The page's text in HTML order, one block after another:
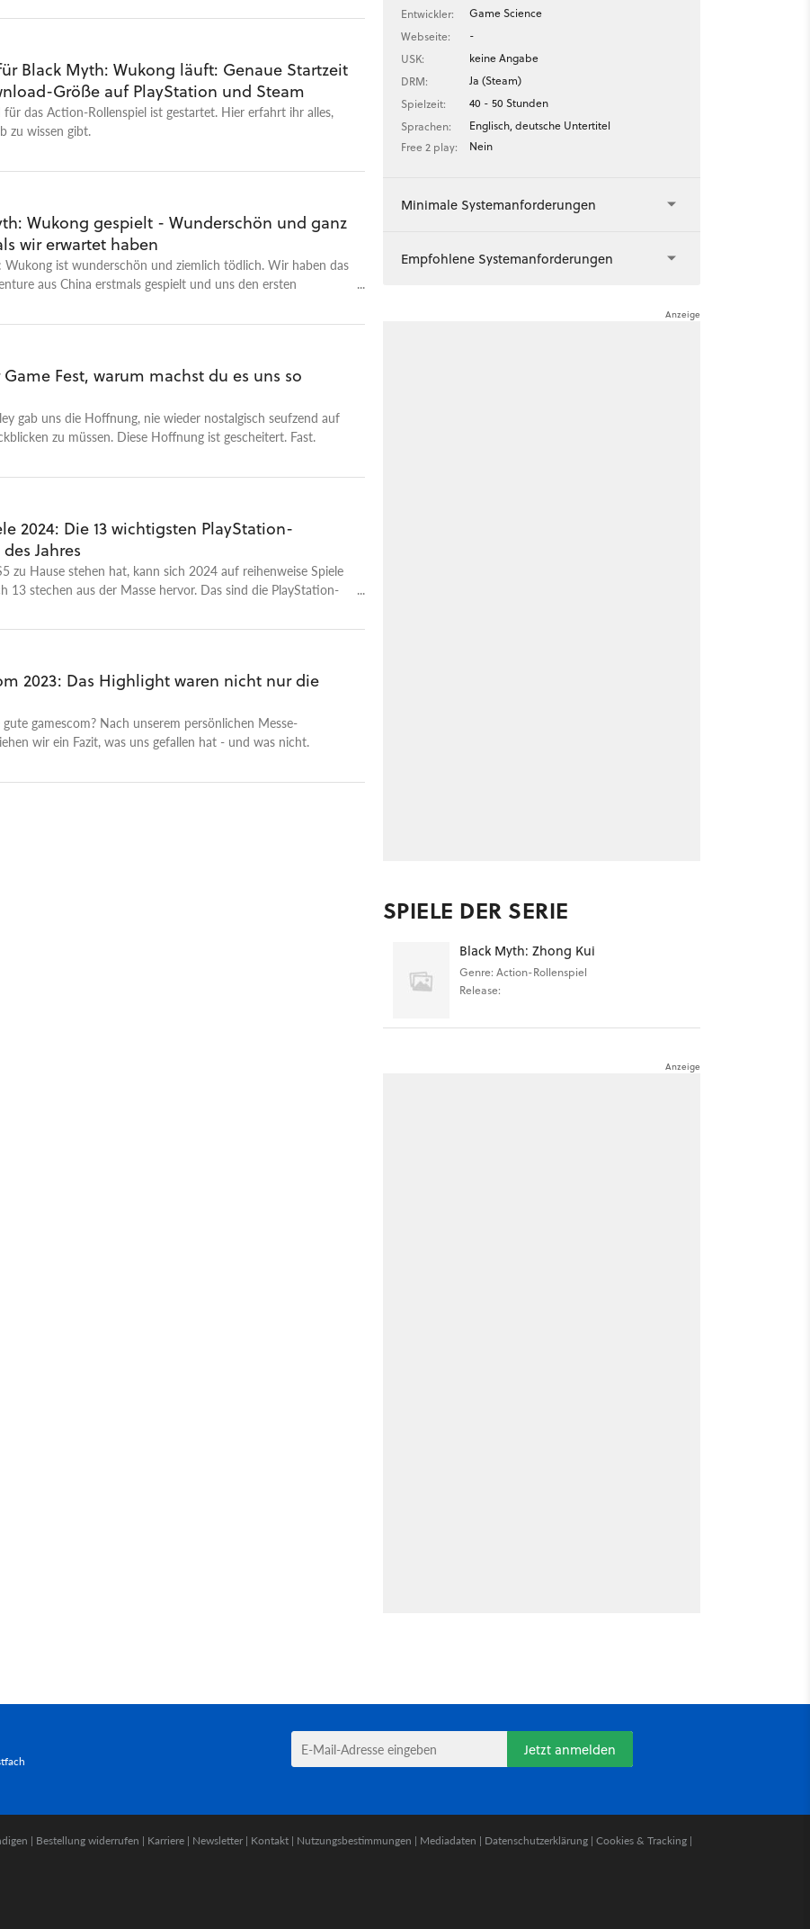
Black Myth: Wukong läuft: Genaue Startzeit
Größe auf PlayStation und Steam
für das Action-Rollenspiel ist gestartet. Hier erfahrt ihr alles,
zu wissen gibt.
Wukong gespielt - Wunderschön und ganz
wir erwartet haben
Wukong ist wunderschön und ziemlich tödlich. Wir haben das
aus China erstmals gespielt und uns den ersten
Fest, warum machst du es uns so
gab uns die Hoffnung, nie wieder nostalgisch seufzend auf
zu müssen. Diese Hoffnung ist gescheitert. Fast.
2024: Die 13 wichtigsten PlayStation-
Jahres
zu Hause stehen hat, kann sich 2024 auf reihenweise Spiele
13 stechen aus der Masse hervor. Das sind die PlayStation-
2023: Das Highlight waren nicht nur die
gamescom? Nach unserem persönlichen Messe-
wir ein Fazit, was uns gefallen hat - und was nicht.
Entwickler:
Game Science
Webseite:
-
USK:
keine Angabe
DRM:
Ja (Steam)
Spielzeit:
40 - 50 Stunden
Sprachen:
Englisch, deutsche Untertitel
Free 2 play:
Nein
Minimale Systemanforderungen
Empfohlene Systemanforderungen
SPIELE DER SERIE
Black Myth: Zhong Kui
Genre: Action-Rollenspiel
Release:
Jetzt anmelden
| Bestellung widerrufen | Karriere | Newsletter | Kontakt | Nutzungsbestimmungen | Mediadaten | Datenschutzerklärung | Cookies & Tracking |